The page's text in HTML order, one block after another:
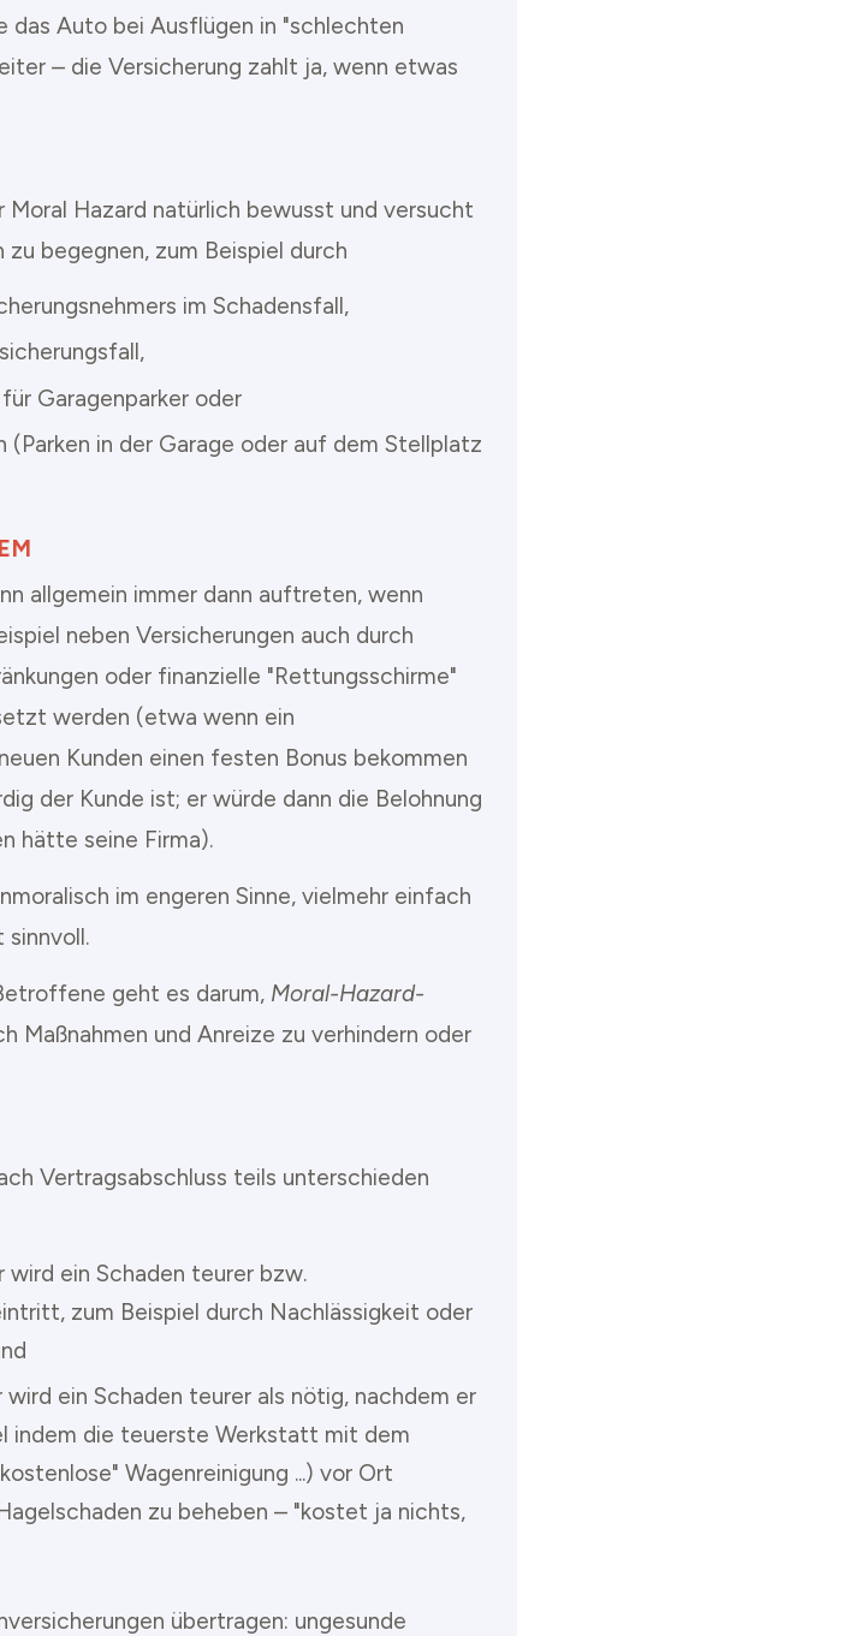
das Auto bei Ausflügen in "schlechten
– die Versicherung zahlt ja, wenn etwas
Moral Hazard natürlich bewusst und versucht
begegnen, zum Beispiel durch
im Schadensfall,
Garagenparker oder
(Parken in der Garage oder auf dem Stellplatz
allgemein immer dann auftreten, wenn
neben Versicherungen auch durch
oder finanzielle "Rettungsschirme"
werden (etwa wenn ein
Kunden einen festen Bonus bekommen
der Kunde ist; er würde dann die Belohnung
hätte seine Firma).
im engeren Sinne, vielmehr einfach
sinnvoll.
geht es darum, Moral-Hazard-
Maßnahmen und Anreize zu verhindern oder
Vertragsabschluss teils unterschieden
wird ein Schaden teurer bzw.
zum Beispiel durch Nachlässigkeit oder
wird ein Schaden teurer als nötig, nachdem er
indem die teuerste Werkstatt mit dem
Wagenreinigung ...) vor Ort
zu beheben – "kostet ja nichts,
übertragen: ungesunde